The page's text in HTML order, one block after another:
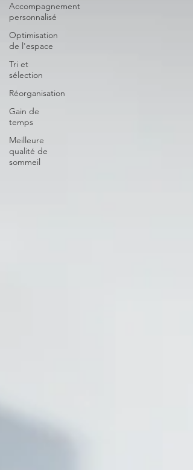
Accompagnement
personnalisé
Optimisation
de l'espace
Tri et
sélection
Réorganisation
Gain de
temps
Meilleure
qualité de
sommeil